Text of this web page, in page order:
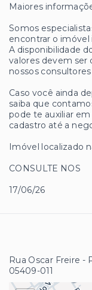
Maiores
Somos
encontrar o imóvel
A disponibilidade
valores devem
nossos
Caso você ainda
saiba que
pode te auxiliar
cadastro até a
Imóvel localizado
CONSULTE NOS
17/06/26
Rua Oscar Freire -
05409-011